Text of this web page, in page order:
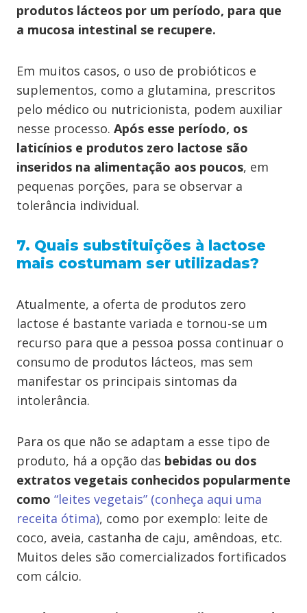
produtos lácteos por um período, para que
a mucosa intestinal se recupere.
Em muitos casos, o uso de probióticos e
suplementos, como a glutamina, prescritos
pelo médico ou nutricionista, podem auxiliar
nesse processo. Após esse período, os
laticínios e produtos zero lactose são
inseridos na alimentação aos poucos, em
pequenas porções, para se observar a
tolerância individual.
7. Quais substituições à lactose
mais costumam ser utilizadas?
Atualmente, a oferta de produtos zero
lactose é bastante variada e tornou-se um
recurso para que a pessoa possa continuar o
consumo de produtos lácteos, mas sem
manifestar os principais sintomas da
intolerância.
Para os que não se adaptam a esse tipo de
produto, há a opção das bebidas ou dos
extratos vegetais conhecidos popularmente
como “leites vegetais” (conheça aqui uma
receita ótima), como por exemplo: leite de
coco, aveia, castanha de caju, amêndoas, etc.
Muitos deles são comercializados fortificados
com cálcio.